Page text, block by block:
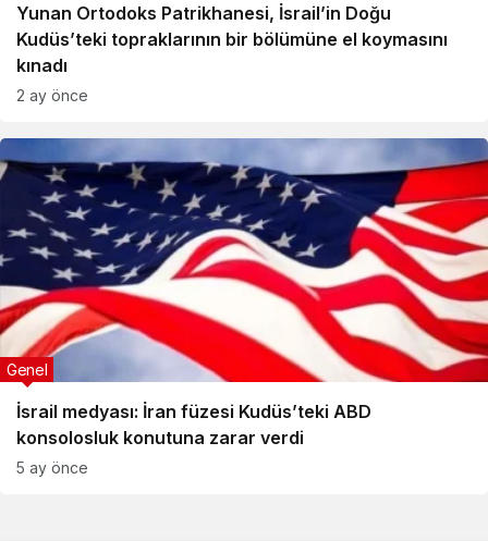
Yunan Ortodoks Patrikhanesi, İsrail’in Doğu
Kudüs’teki topraklarının bir bölümüne el koymasını
kınadı
2 ay önce
İsrail medyası: İran füzesi Kudüs’teki ABD
konsolosluk konutuna zarar verdi
Genel
5 ay önce